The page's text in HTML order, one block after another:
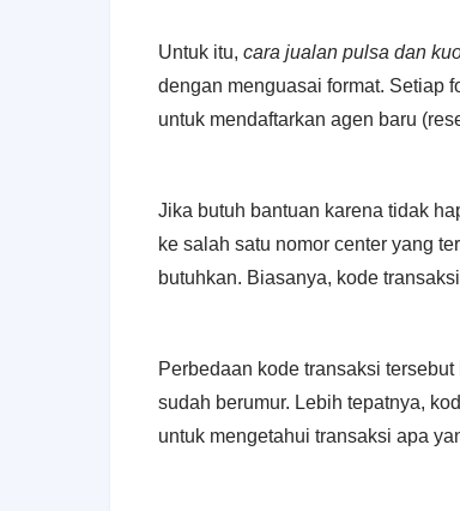
Untuk itu, cara jualan pulsa dan
dengan menguasai format. Setiap
untuk mendaftarkan agen baru
Jika butuh bantuan karena tidak
ke salah satu nomor center yang
butuhkan. Biasanya, kode
Perbedaan kode transaksi
sudah berumur. Lebih tepatnya,
untuk mengetahui transaksi apa